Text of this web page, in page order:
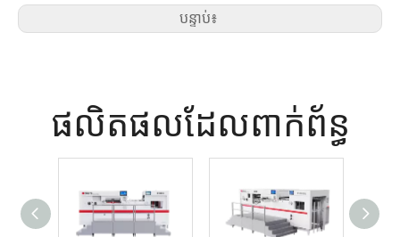
បន្ទាប់៖
ផលិតផលដែលពាក់ព័ន្ធ